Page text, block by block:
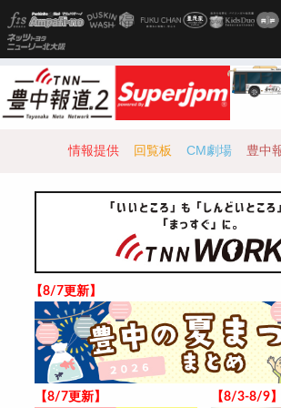
情報提供 回覧板 CM劇場 豊中
【8/7更新】
【8/7更新】 【8/3-8/9】